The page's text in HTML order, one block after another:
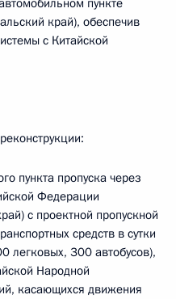
пункте
край), обеспечив
с Китайской
пункта пропуска через
Федерации
с проектной пропускной
средств в сутки
легковых, 300 автобусов),
Народной
касающихся движения